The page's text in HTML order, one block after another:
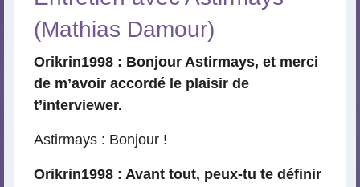
(Mathias Damour)
Orikrin1998 : Bonjour Astirmays, et merci
de m’avoir accordé le plaisir de
t’interviewer.
Astirmays : Bonjour !
Orikrin1998 : Avant tout, peux-tu te définir